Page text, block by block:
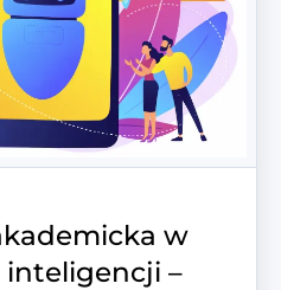
w
inteligencji –